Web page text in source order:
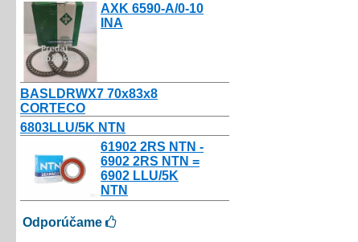
AXK 6590-A/0-10
INA
BASLDRWX7 70x83x8
CORTECO
6803LLU/5K NTN
61902 2RS NTN -
6902 2RS NTN =
6902 LLU/5K
NTN
Odporúčame